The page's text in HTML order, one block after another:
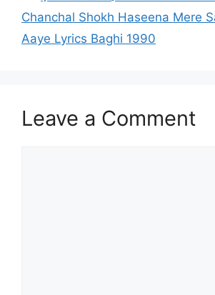
Chanchal Shokh Haseena Mere
Aaye Lyrics Baghi 1990
Leave a Comment